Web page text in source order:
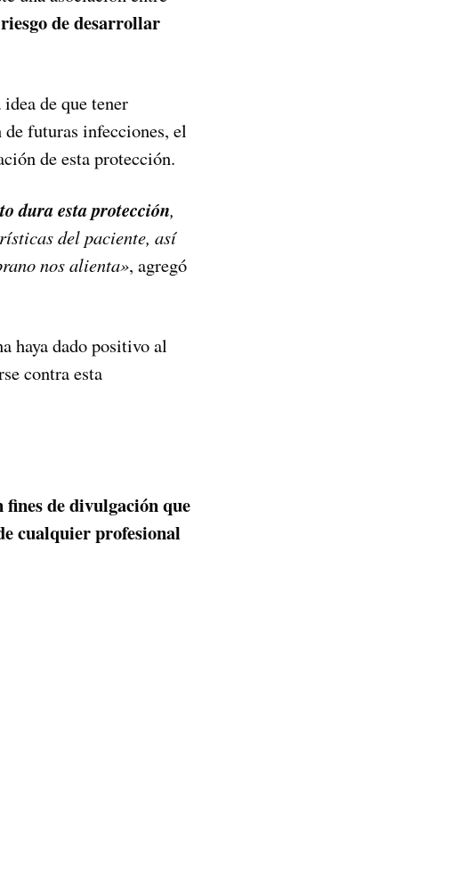
de desarrollar
de que tener
futuras infecciones, el
de esta protección.
dura esta protección,
del paciente, así
nos alienta», agregó
haya dado positivo al
contra esta
de divulgación que
cualquier profesional